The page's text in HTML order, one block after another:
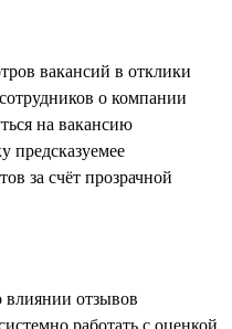
вакансий в отклики
о компании
на вакансию
предсказуемее
за счёт прозрачной
влиянии отзывов
работать с оценкой